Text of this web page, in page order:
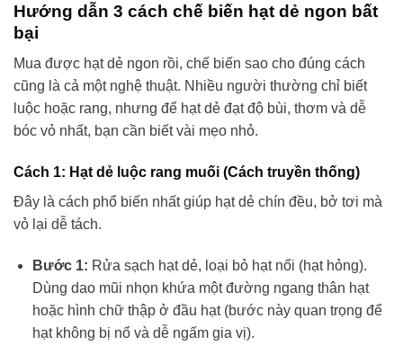
Hướng dẫn 3 cách chế biến hạt dẻ ngon bất
bại
Mua được hạt dẻ ngon rồi, chế biến sao cho đúng cách
cũng là cả một nghệ thuật. Nhiều người thường chỉ biết
luộc hoặc rang, nhưng để hạt dẻ đạt độ bùi, thơm và dễ
bóc vỏ nhất, bạn cần biết vài mẹo nhỏ.
Cách 1: Hạt dẻ luộc rang muối (Cách truyền thống)
Đây là cách phổ biến nhất giúp hạt dẻ chín đều, bở tơi mà
vỏ lại dễ tách.
Bước 1: Rửa sạch hạt dẻ, loại bỏ hạt nổi (hạt hỏng).
Dùng dao mũi nhọn khứa một đường ngang thân hạt
hoặc hình chữ thập ở đầu hạt (bước này quan trọng để
hạt không bị nổ và dễ ngấm gia vị).